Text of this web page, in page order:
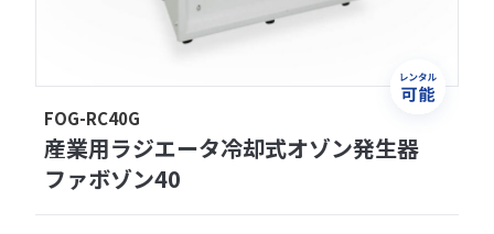
FOG-RC40G
産業用ラジエータ冷却式オゾン発生器
ファボゾン40